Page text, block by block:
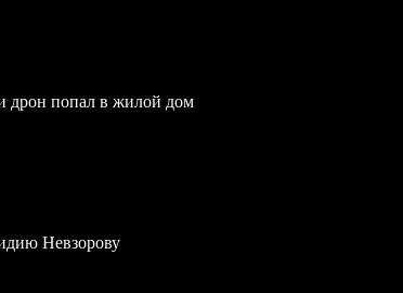
дрон попал в жилой дом
Невзорову